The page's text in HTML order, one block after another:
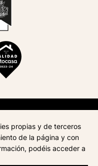
propias y de terceros
de la página y con
podéis acceder a